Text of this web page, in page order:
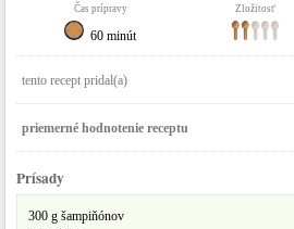
Čas prípravy Zložitosť
60 minút
tento recept pridal(a)
priemerné hodnotenie receptu
Prísady
300 g šampiňónov